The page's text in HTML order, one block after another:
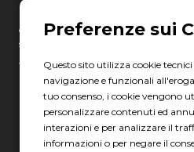
coordinamento ai sensi degli art. 2497
società Gruppo Italia Vendita Auto
Via Giovanni Nicotera, 29 - 00195
C.F. e P.IVA: 17967781000
PEC: erretiauto@legalmail.it
Questo sito utilizza cookie tecnici
navigazione e funzionali
tuo consenso, i cookie vengono
personalizzare contenuti ed
interazioni e per analizzare il
informazioni o per negare il